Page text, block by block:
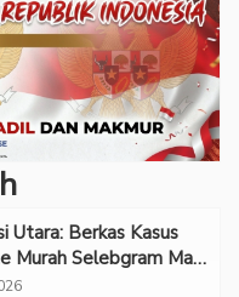
Utara: Berkas Kasus
Murah Selebgram Mas
ke Kejaksaan